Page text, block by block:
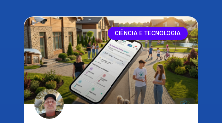
CIÊNCIA E TECNOLOGIA